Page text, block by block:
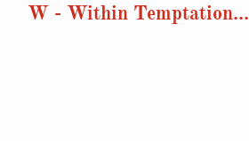
W - Within Temptation...